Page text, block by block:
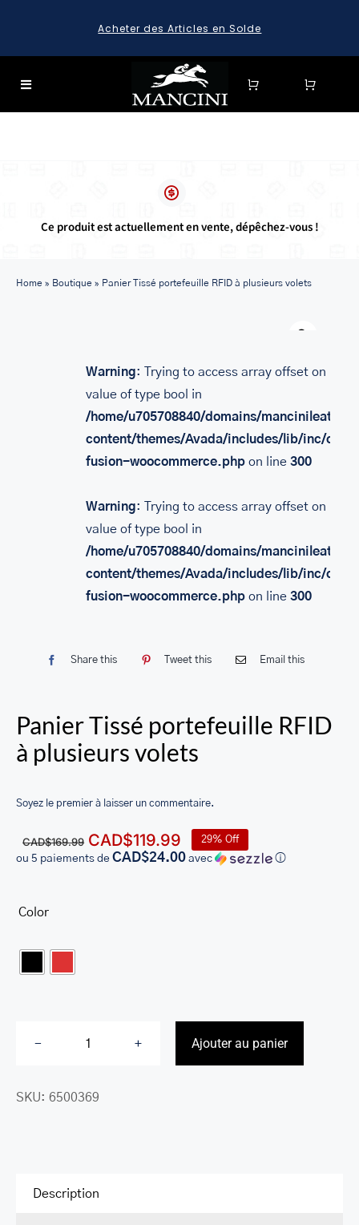
content
Acheter des Articles en Solde
Toggle
LUGGAGE
LEATHER BAGS
PORTEFEUILLE EN CUIR
ACCESSOIRES
LEATHER RFID TRAVEL PASSPORT WALLET
LEATHER TOILETRY BAG COLLECTION
LEATHER PASSPORT HOLDER COLLECTION
LEATHER BILL CLIPS
LEATHER LUGGAGE TAGS
LEATHER CELL PHONE WALLET CASE
LEATHER PRODUCTS ON SALE
CADEAU
Ce produit est actuellement en vente, dépêchez-vous !
Home » Boutique » Panier Tissé portefeuille RFID à plusieurs volets
Warning: Trying to access array offset on
value of type bool in
/home/u705708840/domains/
content/themes/Avada/includes/lib/inc/
fusion-woocommerce.phpon line 300
Warning: Trying to access array offset on
value of type bool in
/home/u705708840/domains/
content/themes/Avada/includes/lib/inc/
fusion-woocommerce.phpon line 300
Share this Tweet this Email this
Panier Tissé portefeuille RFID
à plusieurs volets
Soyez le premier à laisser un commentaire.
CAD$169.99 Le
prix
CAD$119.99
prix
29% Off
ou 5 paiements de CAD$24.00 avec ⓘ
Color
Panier
à
Ajouter au panier
SKU: 6500369
Description